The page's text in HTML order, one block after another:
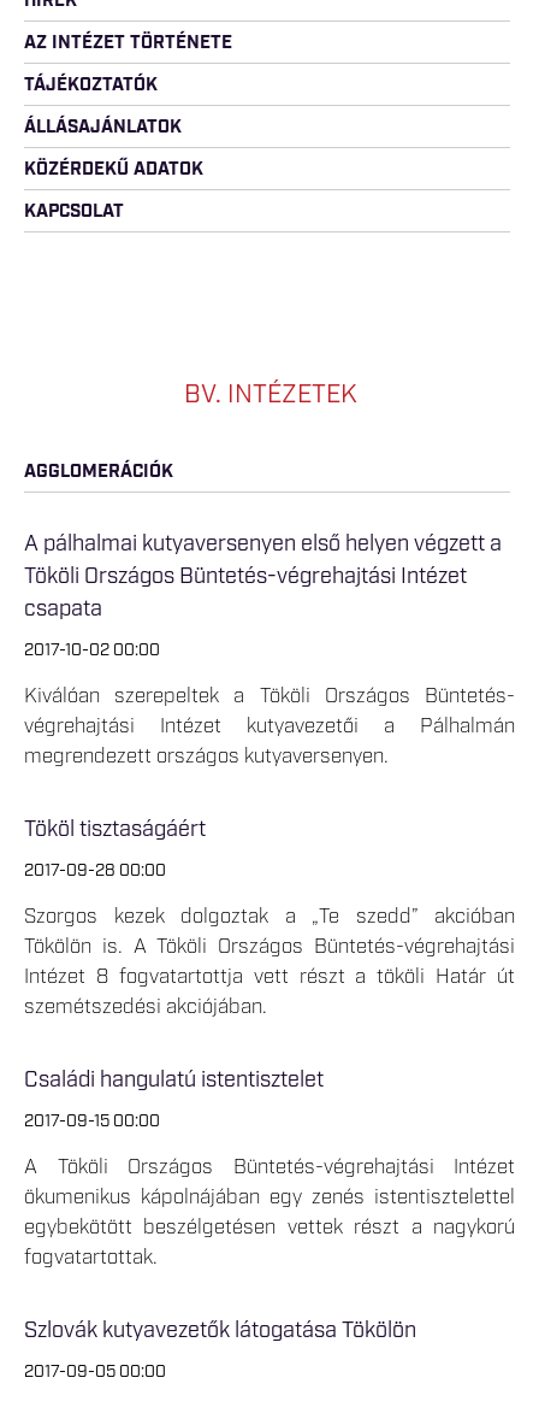
AZ INTÉZET TÖRTÉNETE
TÁJÉKOZTATÓK
ÁLLÁSAJÁNLATOK
KÖZÉRDEKŰ ADATOK
KAPCSOLAT
BV. INTÉZETEK
AGGLOMERÁCIÓK
A pálhalmai kutyaversenyen első helyen végzett a
Tököli Országos Büntetés-végrehajtási Intézet
csapata
2017-10-02 00:00
Kiválóan szerepeltek a Tököli Országos Büntetés-
végrehajtási Intézet kutyavezetői a Pálhalmán
megrendezett országos kutyaversenyen.
Tököl tisztaságáért
2017-09-28 00:00
Szorgos kezek dolgoztak a „Te szedd” akcióban
Tökölön is. A Tököli Országos Büntetés-végrehajtási
Intézet 8 fogvatartottja vett részt a tököli Határ út
szemétszedési akciójában.
Családi hangulatú istentisztelet
2017-09-15 00:00
A Tököli Országos Büntetés-végrehajtási Intézet
ökumenikus kápolnájában egy zenés istentisztelettel
egybekötött beszélgetésen vettek részt a nagykorú
fogvatartottak.
Szlovák kutyavezetők látogatása Tökölön
2017-09-05 00:00